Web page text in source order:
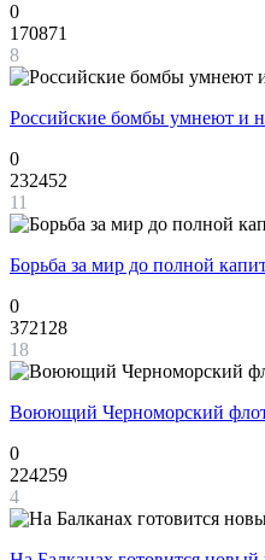
0
170871
8
Российские бомбы умнеют и
0
232452
11
Борьба за мир до полной
0
372128
18
Воюющий Черноморский флот
0
224259
4